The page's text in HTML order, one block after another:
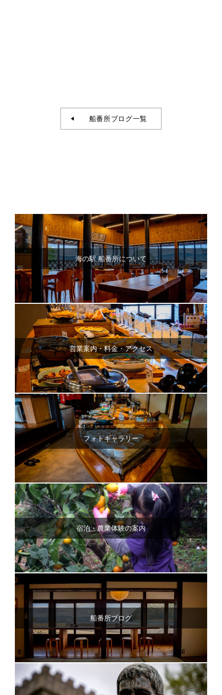
船番所ブログ一覧
海の駅 船番所について
営業案内・料金・アクセス
フォトギャラリー
宿泊・農業体験の案内
船番所ブログ